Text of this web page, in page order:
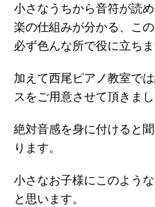
小さなうちから音符が読
楽の仕組みが分かる、こ
必ず色んな所で役に立ちま
加えて西尾ピアノ教室で
スをご用意させて頂きまし
絶対音感を身に付けると
ります。
小さなお子様にこのよう
と思います。